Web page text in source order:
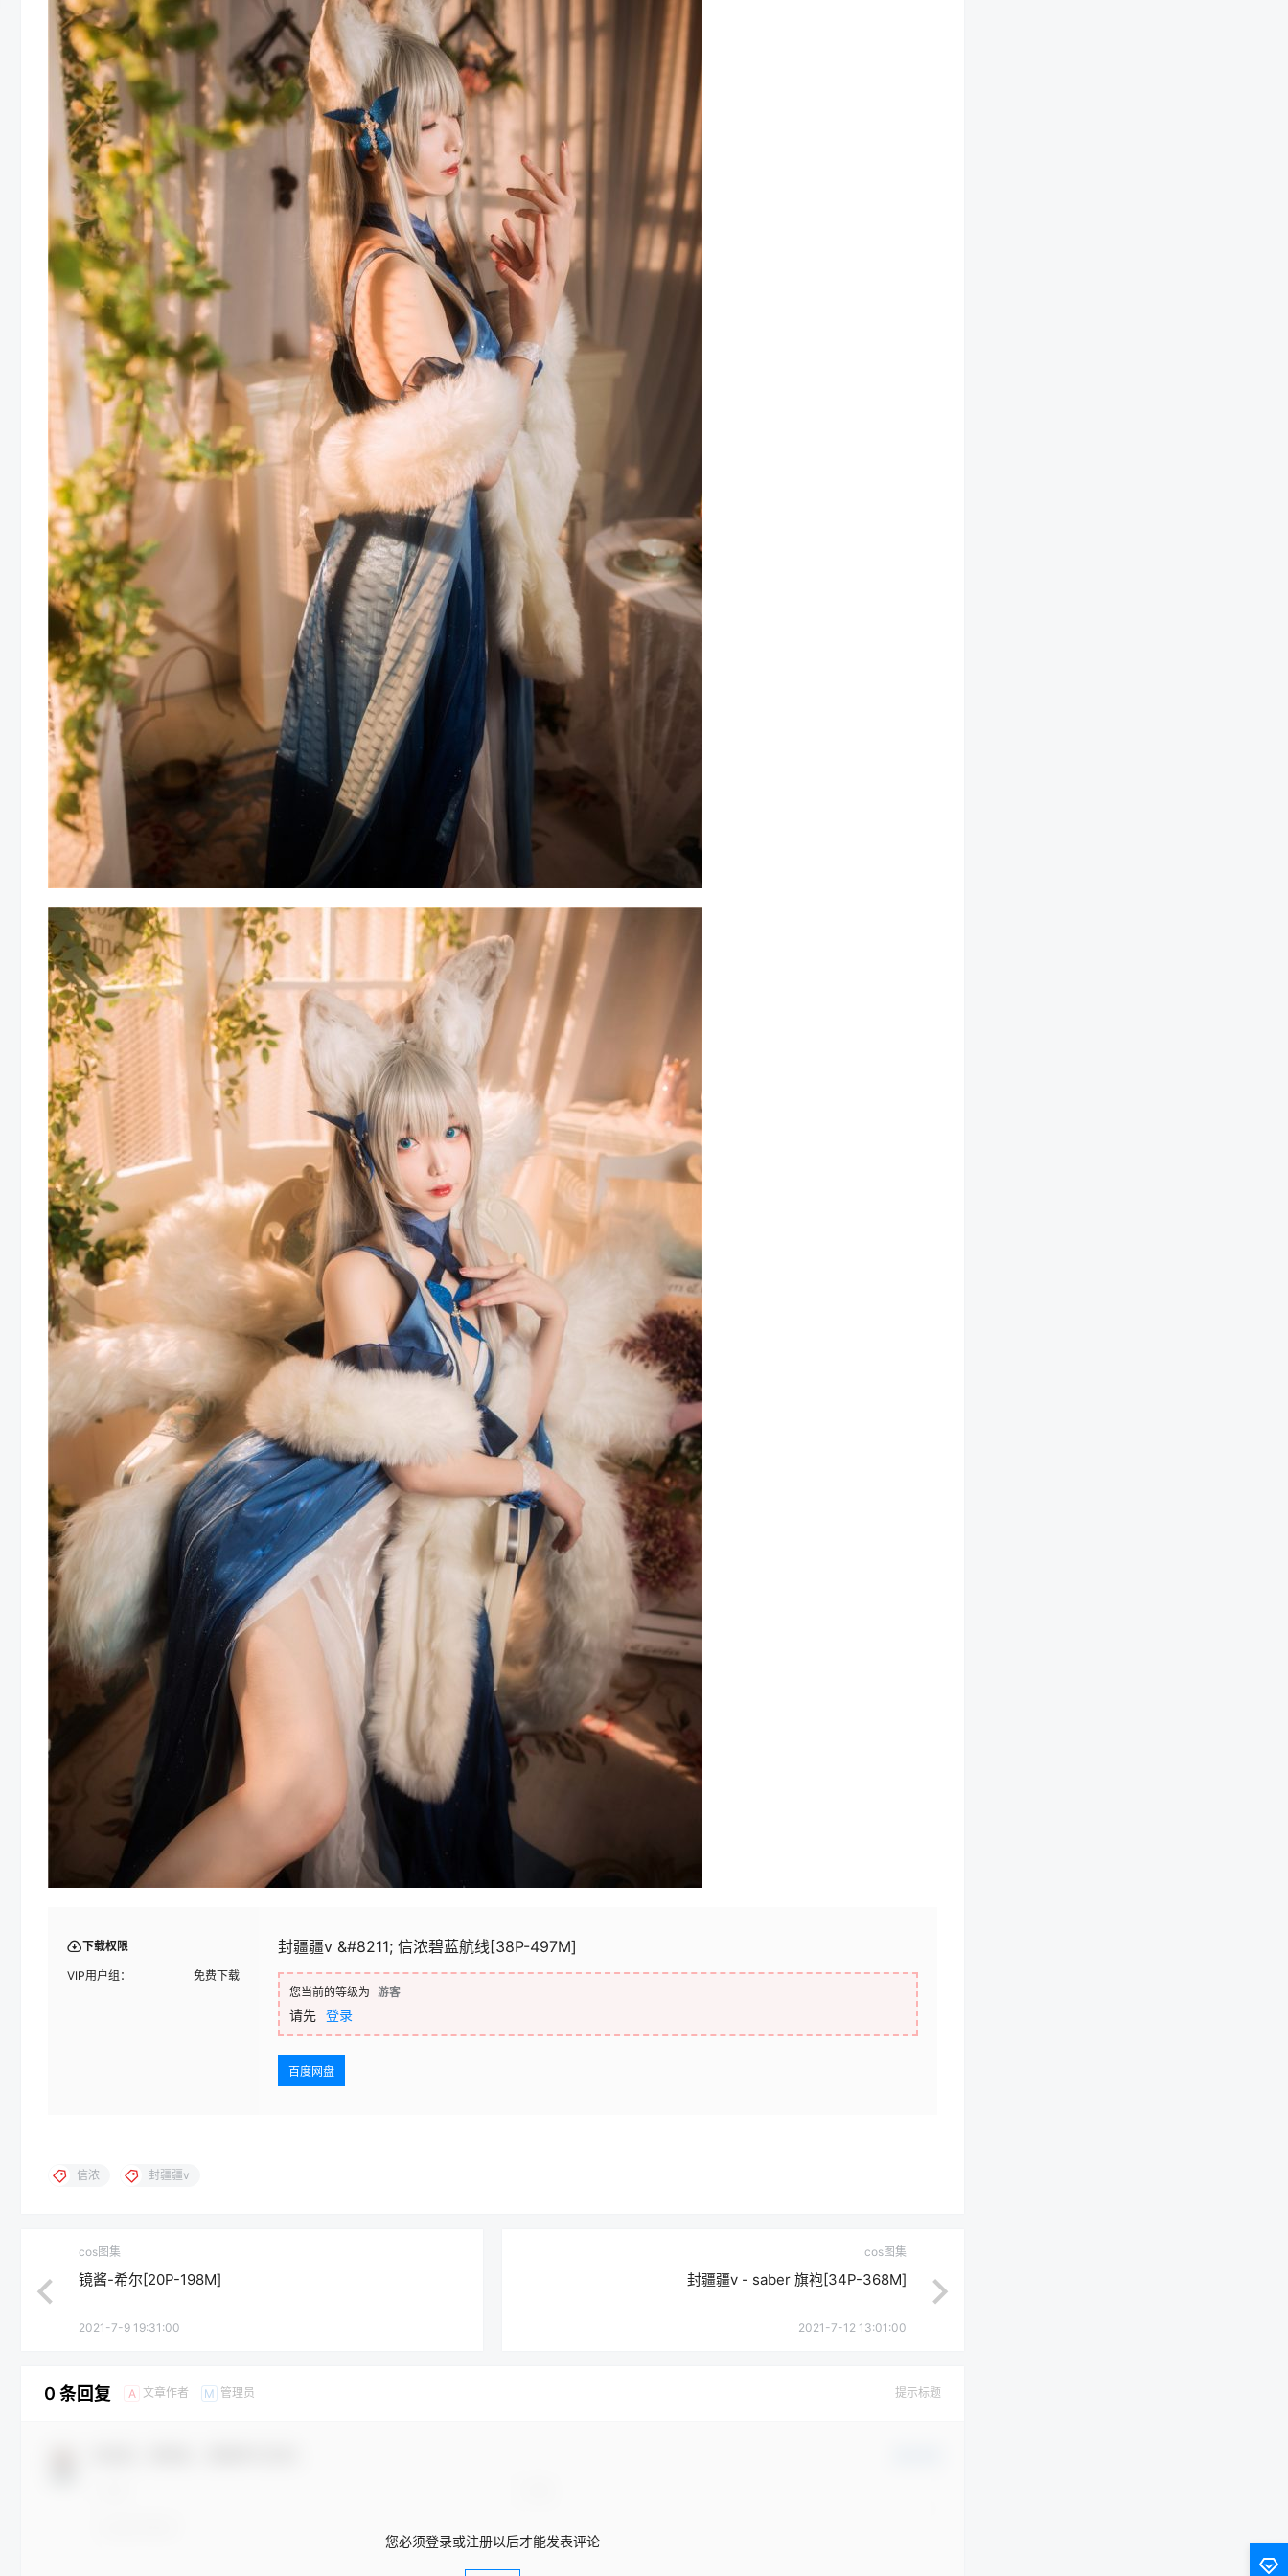
下载权限
VIP用户组： 免费下载
封疆疆v &#8211; 信浓碧蓝航线[38P-497M]
您当前的等级为 游客
请先 登录
百度网盘
信浓 封疆疆v
cos图集
镜酱-希尔[20P-198M]
2021-7-9 19:31:00
cos图集
封疆疆v - saber 旗袍[34P-368M]
2021-7-12 13:01:00
0 条回复 A 文章作者 M 管理员 提示标题
您必须登录或注册以后才能发表评论